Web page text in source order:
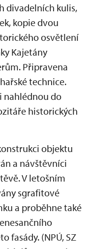
divadelních kulis,
kopie dvou
osvětlení
Kajetány
Připravena
technice.
nahlédnou do
historických
objektu
a návštěvníci
V letošním
sgrafitové
a proběhne také
fasády. (NPÚ, SZ